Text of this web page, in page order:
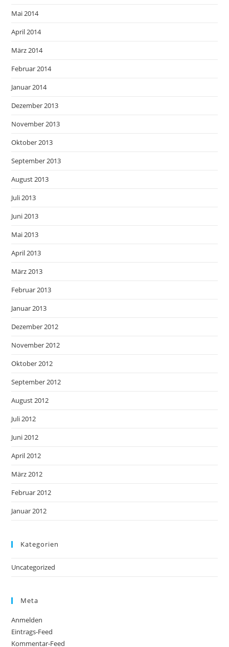
Mai 2014
April 2014
März 2014
Februar 2014
Januar 2014
Dezember 2013
November 2013
Oktober 2013
September 2013
August 2013
Juli 2013
Juni 2013
Mai 2013
April 2013
März 2013
Februar 2013
Januar 2013
Dezember 2012
November 2012
Oktober 2012
September 2012
August 2012
Juli 2012
Juni 2012
April 2012
März 2012
Februar 2012
Januar 2012
Kategorien
Uncategorized
Meta
Anmelden
Eintrags-Feed
Kommentar-Feed